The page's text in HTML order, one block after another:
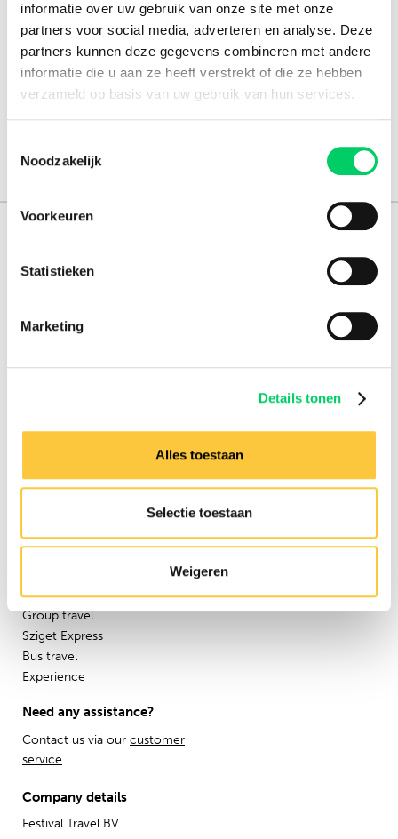
informatie over uw gebruik van onze site met onze
partners voor social media, adverteren en analyse. Deze
partners kunnen deze gegevens combineren met andere
informatie die u aan ze heeft verstrekt of die ze hebben
verzameld op basis van uw gebruik van hun services.
Noodzakelijk
Voorkeuren
Statistieken
Marketing
Details tonen
Alles toestaan
Selectie toestaan
Weigeren
+15 years experience
Partners
Press
Group travel
Sziget Express
Bus travel
Experience
Need any assistance?
Contact us via our customer
service
Company details
Festival Travel BV